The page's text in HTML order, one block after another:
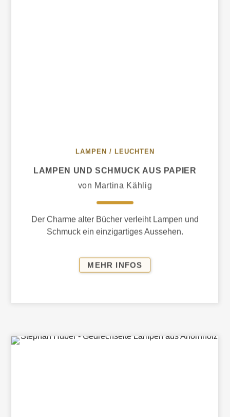
LAMPEN / LEUCHTEN
LAMPEN UND SCHMUCK AUS PAPIER
von Martina Kählig
Der Charme alter Bücher verleiht Lampen und
Schmuck ein einzigartiges Aussehen.
MEHR INFOS